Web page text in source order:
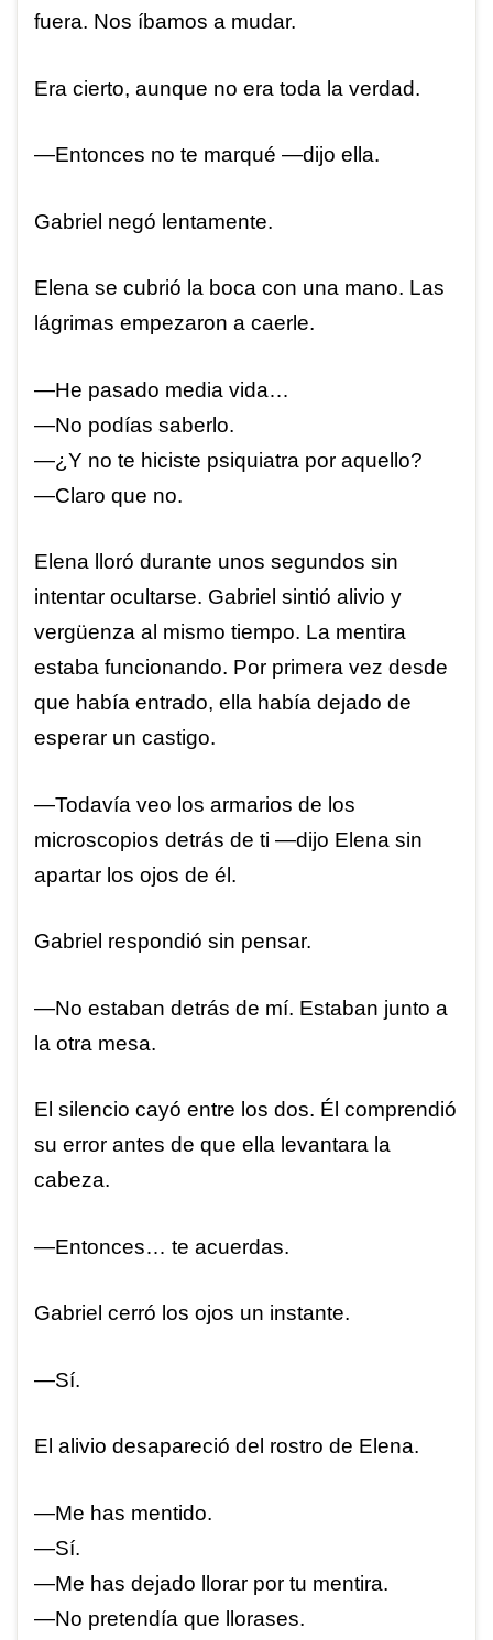
fuera. Nos íbamos a mudar.
Era cierto, aunque no era toda la verdad.
—Entonces no te marqué —dijo ella.
Gabriel negó lentamente.
Elena se cubrió la boca con una mano. Las
lágrimas empezaron a caerle.
—He pasado media vida…
—No podías saberlo.
—¿Y no te hiciste psiquiatra por aquello?
—Claro que no.
Elena lloró durante unos segundos sin
intentar ocultarse. Gabriel sintió alivio y
vergüenza al mismo tiempo. La mentira
estaba funcionando. Por primera vez desde
que había entrado, ella había dejado de
esperar un castigo.
—Todavía veo los armarios de los
microscopios detrás de ti —dijo Elena sin
apartar los ojos de él.
Gabriel respondió sin pensar.
—No estaban detrás de mí. Estaban junto a
la otra mesa.
El silencio cayó entre los dos. Él comprendió
su error antes de que ella levantara la
cabeza.
—Entonces… te acuerdas.
Gabriel cerró los ojos un instante.
—Sí.
El alivio desapareció del rostro de Elena.
—Me has mentido.
—Sí.
—Me has dejado llorar por tu mentira.
—No pretendía que llorases.